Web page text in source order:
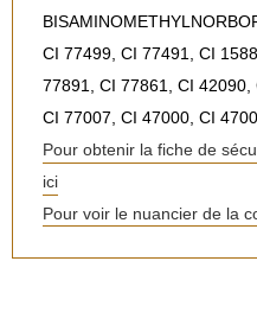
CI 77499, CI 77491, CI
77891, CI 77861, CI 42090,
CI 77007, CI 47000, CI
Pour obtenir la fiche de
ici
Pour voir le nuancier de la